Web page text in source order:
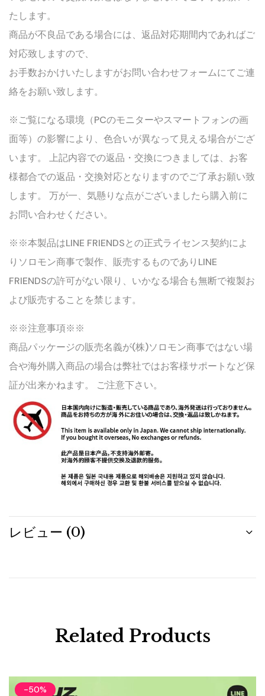
たします。
商品が不良品である場合には、返品対応期間内であればご
対応致しますので、
お手数おかけいたしますがお問い合わせフォームにてご連
絡をお願い致します。
※ご覧になる環境（PCのモニターやスマートフォンの画
面等）の影響により、色合いが異なって見える場合がござ
います。 上記内容での返品・交換につきましては、お客
様都合での返品・交換対応となりますのでご了承お願い致
します。 万が一、気懸りな点がございましたら購入前に
お問い合わせください。
※※本製品はLINE FRIENDSとの正式ライセンス契約によ
りソロモン商事で製作、販売するものでありLINE
FRIENDSの許可がない限り、いかなる場合も無断で複製お
よび販売することを禁じます。
※※注意事項※※
商品パッケージの販売名義が(株)ソロモン商事ではない場
合や海外購入商品の場合は弊社ではお客様サポートなど保
証が出来かねます。 ご注意下さい。
レビュー (0)
Related Products
-50%